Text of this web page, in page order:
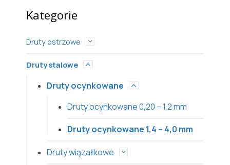
Kategorie
Druty ostrzowe
Druty stalowe
Druty ocynkowane
Druty ocynkowane 0,20 – 1,2 mm
Druty ocynkowane 1,4 – 4,0 mm
Druty wiązałkowe